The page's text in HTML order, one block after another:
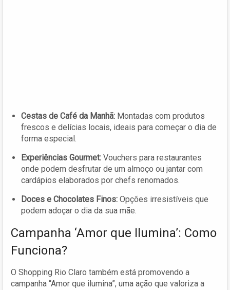
Cestas de Café da Manhã: Montadas com produtos
frescos e delícias locais, ideais para começar o dia de
forma especial.
Experiências Gourmet: Vouchers para restaurantes
onde podem desfrutar de um almoço ou jantar com
cardápios elaborados por chefs renomados.
Doces e Chocolates Finos: Opções irresistíveis que
podem adoçar o dia da sua mãe.
Campanha ‘Amor que Ilumina’: Como
Funciona?
O Shopping Rio Claro também está promovendo a
campanha “Amor que ilumina”, uma ação que valoriza a